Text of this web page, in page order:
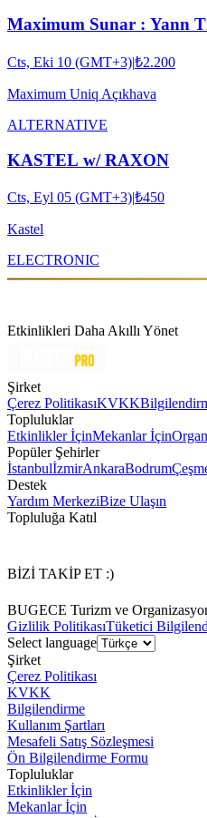
Maximum Sunar : Yann
Cts, Eki 10 (GMT+3)|₺2.200
Maximum Uniq Açıkhava
ALTERNATIVE
KASTEL w/ RAXON
Cts, Eyl 05 (GMT+3)|₺450
Kastel
ELECTRONIC
Etkinlikleri Daha Akıllı Yönet
Şirket
Çerez PolitikasıKVKK
Topluluklar
Etkinlikler İçinMekanlar İçin
Popüler Şehirler
İstanbulİzmirAnkaraBodrum
Destek
Yardım MerkeziBize Ulaşın
Topluluğa Katıl
BİZİ TAKİP ET :)
BUGECE Turizm ve
Gizlilik PolitikasıTüketici
Select language
Şirket
Çerez Politikası
KVKK
Bilgilendirme
Kullanım Şartları
Mesafeli Satış Sözleşmesi
Ön Bilgilendirme Formu
Topluluklar
Etkinlikler İçin
Mekanlar İçin